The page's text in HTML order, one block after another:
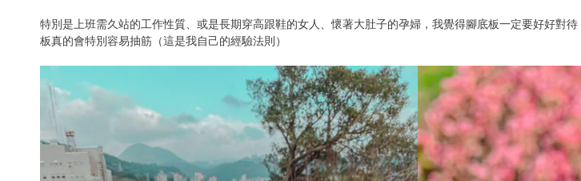
特別是上班需久站的工作性質、或是長期穿高跟鞋的女人、懷著大肚子的孕婦，我覺得腳底板一定要好好對
板真的會特別容易抽筋（這是我自己的經驗法則）